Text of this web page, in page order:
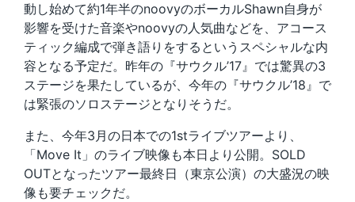
動し始めて約1年半のnoovyのボーカルShawn自身が
影響を受けた音楽やnoovyの人気曲などを、アコース
ティック編成で弾き語りをするというスペシャルな内
容となる予定だ。昨年の『サウクル’17』では驚異の3
ステージを果たしているが、今年の『サウクル’18』で
は緊張のソロステージとなりそうだ。
また、今年3月の日本での1stライブツアーより、
「Move It」のライブ映像も本日より公開。SOLD
OUTとなったツアー最終日（東京公演）の大盛況の映
像も要チェックだ。